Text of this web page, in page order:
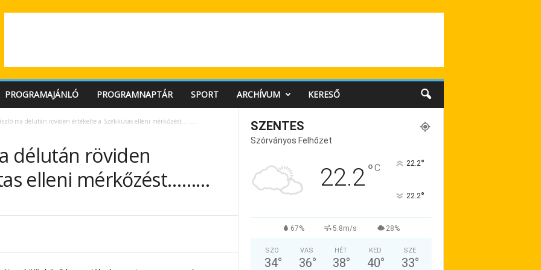
PROGRAMAJÁNLÓ PROGRAMNAPTÁR SPORT ARCHÍVUM KERESŐ
ma délután röviden értékelte a Székkutas elleni mérkőzést………
délután röviden
elleni mérkőzést………
SZENTES
Szórványos Felhőzet
22.2°C 22.2°
22.2°
67% 5.8m/s 28%
SZO
34°
VAS
36°
HÉT
38°
KED
40°
SZE
33°